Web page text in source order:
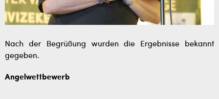
Nach der Begrüßung wurden die Ergebnisse bekannt
gegeben.
Angelwettbewerb